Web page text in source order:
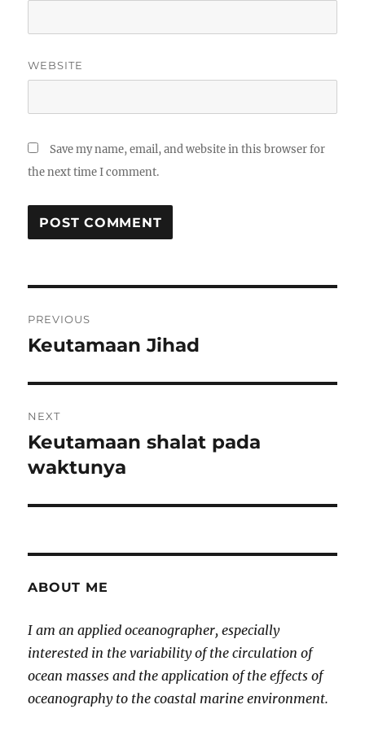
WEBSITE
Save my name, email, and website in this browser for
the next time I comment.
navigation
PREVIOUS
Previous
Keutamaan Jihad
NEXT
Next
post:
Keutamaan shalat pada
waktunya
ABOUT ME
I am an applied oceanographer, especially
interested in the variability of the circulation of
ocean masses and the application of the effects of
oceanography to the coastal marine environment.